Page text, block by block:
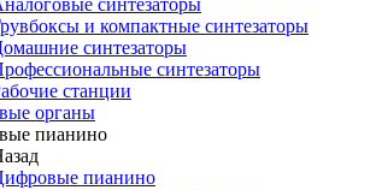
синтезаторы
и компактные синтезаторы
синтезаторы
синтезаторы
станции
органы
пианино
пианино